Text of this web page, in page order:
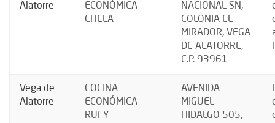
Alatorre
ECONÓMICA
CHELA
NACIONAL SN,
COLONIA EL
MIRADOR, VEGA
DE ALATORRE,
C.P. 93961
Vega de
Alatorre
COCINA
ECONÓMICA
RUFY
AVENIDA
MIGUEL
HIDALGO 505,